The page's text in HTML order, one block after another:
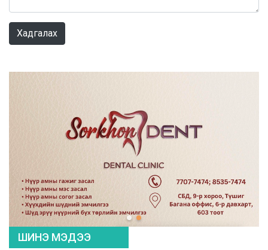
Хадгалах
ШИНЭ МЭДЭЭ